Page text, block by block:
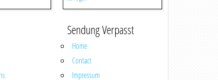
Sendung Verpasst
Home
Contact
Impressum